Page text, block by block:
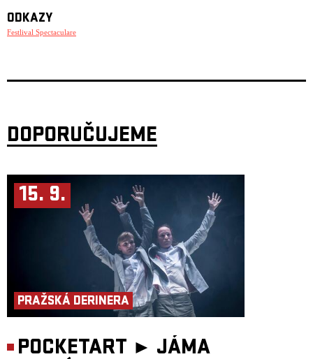
Paradiso nebo Melkweg, a v minulosti předskakoval The Chemical
Brothers. Do Bike Jesus dorazí z UK premiérově i producent emotivní
elektroniky s live vokály – Klaverson. Světelnou instalaci na míru akci
bicí usedl poprvé v jedenácti letech a dodnes jsou základem jeho tvorby.
Jeho zatím poslední singlAnother Day vyšel na labelu Anjunadeep
Exploration, který je spojený se stejnojmenným festivalem v Albánii.
skladběAnother Dayhostuje anglický zpěvák a producentKlaverson,
který s Feiertagem dorazí i do Prahy a představí svůj sólový projekt.
Klaversonova hudba je současně introspektivní i epická – spojuje prvky
elektroniky, soulu a filmové hudby. Inspiraci hledá u jmen jako Maribou
State, Bonobo nebo James Blake. Letos v červnu vydal EPčko Above
a obzvláště se daří euforické skladbě Rising
, která sbírá
je producent, spoluzakladatel labelu Nikawyi Records,
působící v Praze. Chuck Drtina se pohybuje především na pomezí deep
house, organic house a downtempa. Je známý svým citem pro euforické
nálady a chytlavé melodie, které si posluchači snadno zapamatují. Podle
některých se narodil se sluchátky na uších a místo pupeční šňůry měl
rovnou USB kabel. DJ Chuck doplní dvojici Feiertag a Klaverson
v rámci klubové noci Spectaculare_13 v Bike Jesus.
vystudoval ZUŠ Václava Hollara v Praze a Ateliér kresby a
grafiky na Favu v Brně. V současnosti je vizuálním umělcem na volné
noze, který vytváří originální objekty, primárně interagující se světlem.
ODKAZY
Festlival Spectaculare
DOPORUČUJEME
15. 9.
PRAŽSKÁ DERINERA
POCKETART ► JÁMA